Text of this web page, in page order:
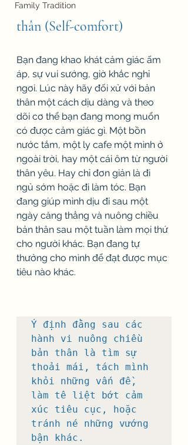
Family Tradition
thân (Self-comfort)
Bạn đang khao khát cảm giác ấm
áp, sự vui sướng, giờ khắc nghỉ
ngơi. Lúc này hãy đối xử với bản
thân một cách dịu dàng và theo
dõi cơ thể bạn đang mong muổn
có được cảm giác gì. Một bồn
nước tắm, một ly cafe một mình ở
ngoài trời, hay một cái ôm từ người
thân yêu. Hay chỉ đơn giản là đi
ngủ sớm hoặc đi làm tóc. Bạn
đang giúp mình dịu đi sau một
ngày căng thẳng và nuông chiều
bản thân sau một tuần làm mọi thứ
cho người khác. Bạn đang tự
thưởng cho mình để đạt được mục
tiêu nào khác.
Ý định đằng sau các
hành vi nuông chiều
bản thân là tìm sự
thoải mái, tách mình
khỏi những vấn đề,
làm tê liệt bớt cảm
xúc tiêu cục, hoặc
tránh né những vướng
bận khác.